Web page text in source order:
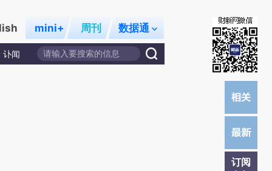
mini+ 周刊 数据通
讣闻
订阅